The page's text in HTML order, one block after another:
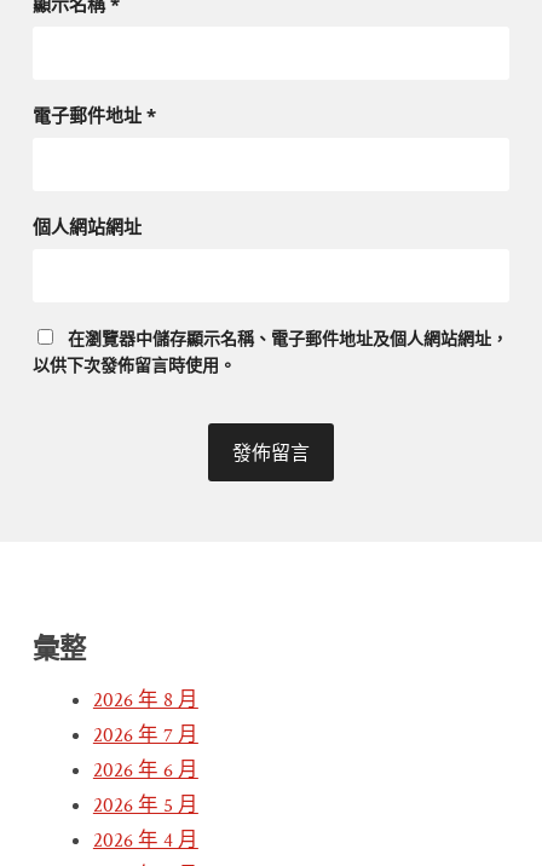
電子郵件地址 *
個人網站網址
在瀏覽器中儲存顯示名稱、電子郵件地址及個人網站網址，
以供下次發佈留言時使用。
彙整
2026 年 8 月
2026 年 7 月
2026 年 6 月
2026 年 5 月
2026 年 4 月